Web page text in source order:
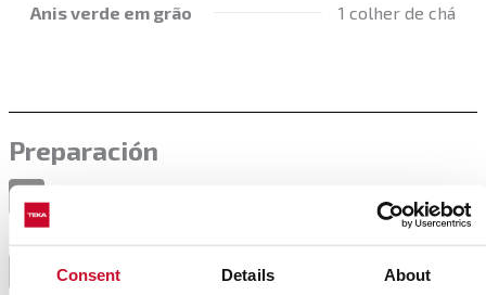
Consent Details About
Anis verde em grão 1 colher de chá
Preparación
1
(previamente moído), o eritritol e o sal.